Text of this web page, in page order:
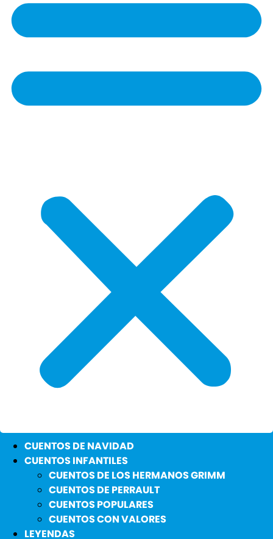
CUENTOS DE NAVIDAD
CUENTOS INFANTILES
CUENTOS DE LOS HERMANOS GRIMM
CUENTOS DE PERRAULT
CUENTOS POPULARES
CUENTOS CON VALORES
LEYENDAS